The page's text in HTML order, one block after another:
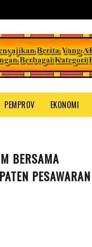
PEMPROV EKONOMI
BERSAMA
PESAWARAN